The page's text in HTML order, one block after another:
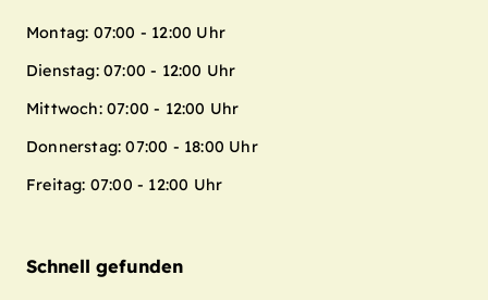
Montag: 07:00 - 12:00 Uhr
Dienstag: 07:00 - 12:00 Uhr
Mittwoch: 07:00 - 12:00 Uhr
Donnerstag: 07:00 - 18:00 Uhr
Freitag: 07:00 - 12:00 Uhr
Schnell gefunden